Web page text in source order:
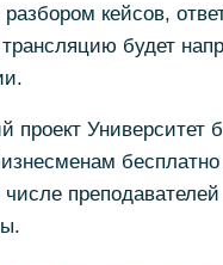
разбором кейсов,
будет
проект Университет